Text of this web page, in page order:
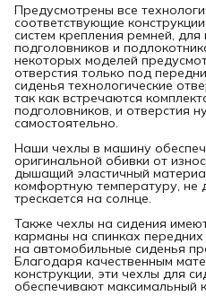
Предусмотрены все
соответствующие
систем крепления ремней, для
подголовников и
некоторых моделей
отверстия только под
сиденья технологические
так как встречаются
подголовников, и отверстия
самостоятельно.
Наши чехлы в машину
оригинальной обивки от
дышащий эластичный
комфортную температуру, не
трескается на солнце.
Также чехлы на сидения
карманы на спинках
на автомобильные сиденья
Благодаря качественным
конструкции, эти чехлы для
обеспечивают максимальный